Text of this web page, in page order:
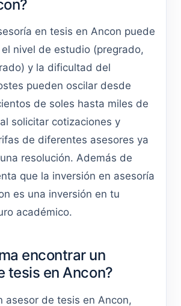
en tesis en Ancon puede
nivel de estudio (pregrado,
y la dificultad del
pueden oscilar desde
de soles hasta miles de
solicitar cotizaciones y
de diferentes asesores ya
resolución. Además de
que la inversión en asesoría
es una inversión en tu
académico.
encontrar un
tesis en Ancon?
asesor de tesis en Ancon,